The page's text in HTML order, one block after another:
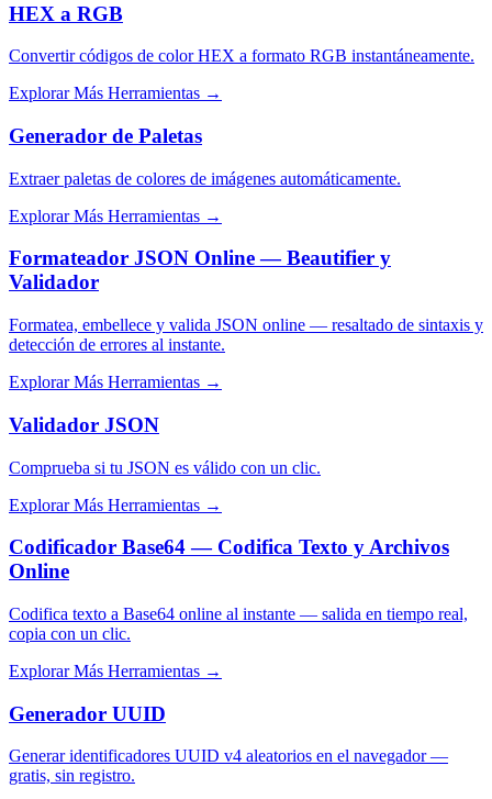
HEX a RGB
Convertir códigos de color HEX a formato RGB instantáneamente.
Explorar Más Herramientas →
Generador de Paletas
Extraer paletas de colores de imágenes automáticamente.
Explorar Más Herramientas →
Formateador JSON Online — Beautifier y
Validador
Formatea, embellece y valida JSON online — resaltado de sintaxis y
detección de errores al instante.
Explorar Más Herramientas →
Validador JSON
Comprueba si tu JSON es válido con un clic.
Explorar Más Herramientas →
Codificador Base64 — Codifica Texto y Archivos
Online
Codifica texto a Base64 online al instante — salida en tiempo real,
copia con un clic.
Explorar Más Herramientas →
Generador UUID
Generar identificadores UUID v4 aleatorios en el navegador —
gratis, sin registro.